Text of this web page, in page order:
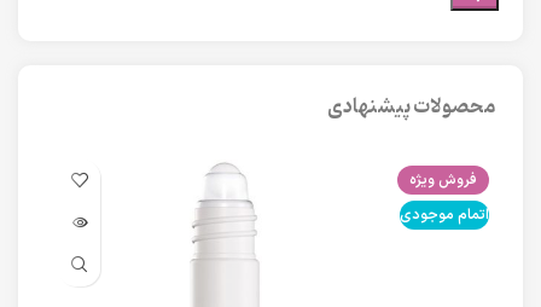
محصولات پیشنهادی
فروش ویژه
اتمام موجودی